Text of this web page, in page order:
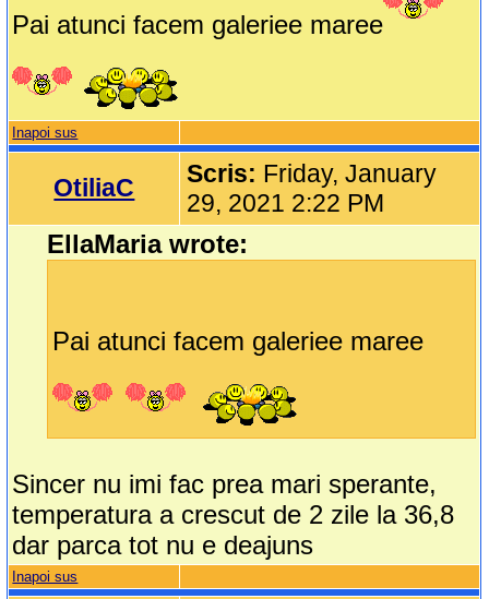
Pai atunci facem galeriee maree
Inapoi sus
OtiliaC Scris: Friday, January
29, 2021 2:22 PM
EllaMaria wrote:
Pai atunci facem galeriee maree
Sincer nu imi fac prea mari sperante,
temperatura a crescut de 2 zile la 36,8
dar parca tot nu e deajuns
Inapoi sus